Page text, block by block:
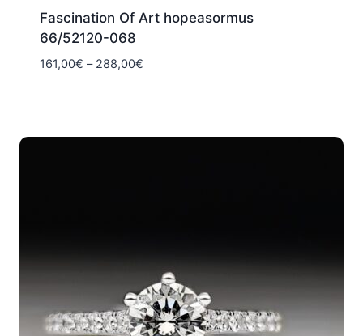
Fascination Of Art hopeasormus
66/52120-068
161,00€ – 288,00€Hintaluokka: